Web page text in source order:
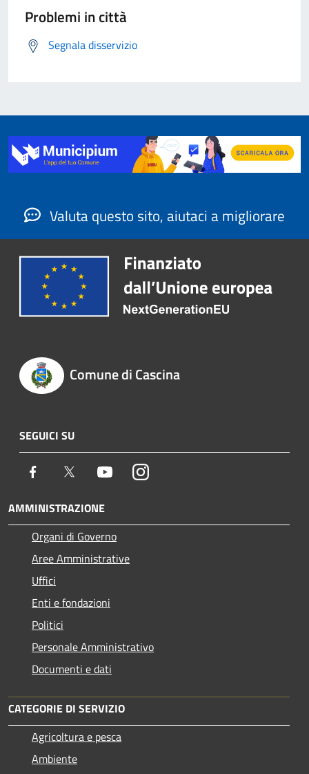
Problemi in città
Segnala disservizio
Valuta questo sito, aiutaci a migliorare
Comune di Cascina
SEGUICI SU
Facebook Twitter YoutubeInstagram
AMMINISTRAZIONE
Organi di Governo
Aree Amministrative
Uffici
Enti e fondazioni
Politici
Personale Amministrativo
Documenti e dati
CATEGORIE DI SERVIZIO
Agricoltura e pesca
Ambiente